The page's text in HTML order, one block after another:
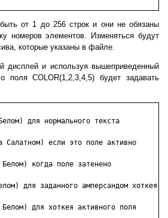
от 1 до 256 строк и они не обязаны
номеров элементов. Изменяться будут
которые указаны в файле.
дисплей и используя вышеприведенный
поля COLOR(1,2,3,4,5) будет задавать
для нормального текста
Салатном) если это поле активно
когда поле затенено
для заданного амперсандом хоткея
для хоткея активного поля